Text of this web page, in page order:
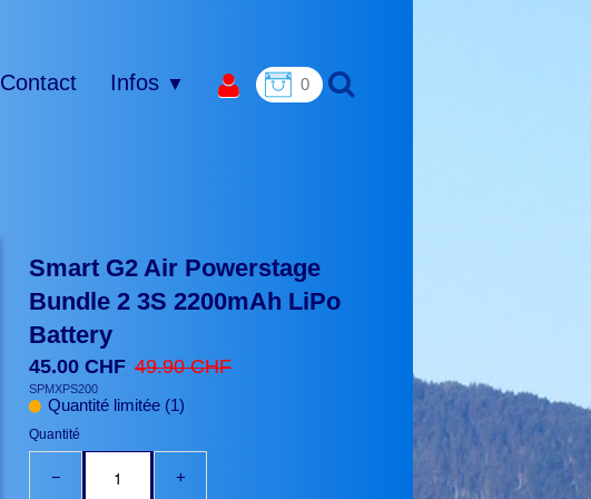
Contact Infos ▼ 0
Smart G2 Air Powerstage
Bundle 2 3S 2200mAh LiPo
Battery
45.00 CHF 49.90 CHF
SPMXPS200
Quantité limitée (1)
Quantité
− +